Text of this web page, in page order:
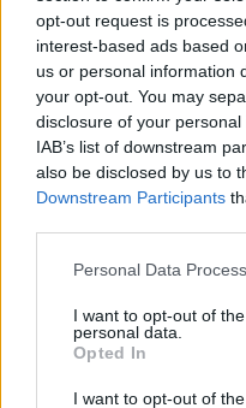
opt-out request is
interest-based ads based
us or personal information
your opt-out. You may
disclosure of your
IAB’s list of downstream
also be disclosed by us to
Downstream Participants
Personal Data
I want to opt-out of
personal data.
Opted In
I want to opt-out of
PIÙ LETTI OGGI